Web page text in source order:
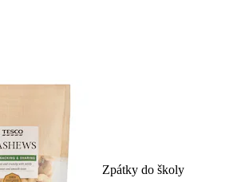
Zpátky do školy